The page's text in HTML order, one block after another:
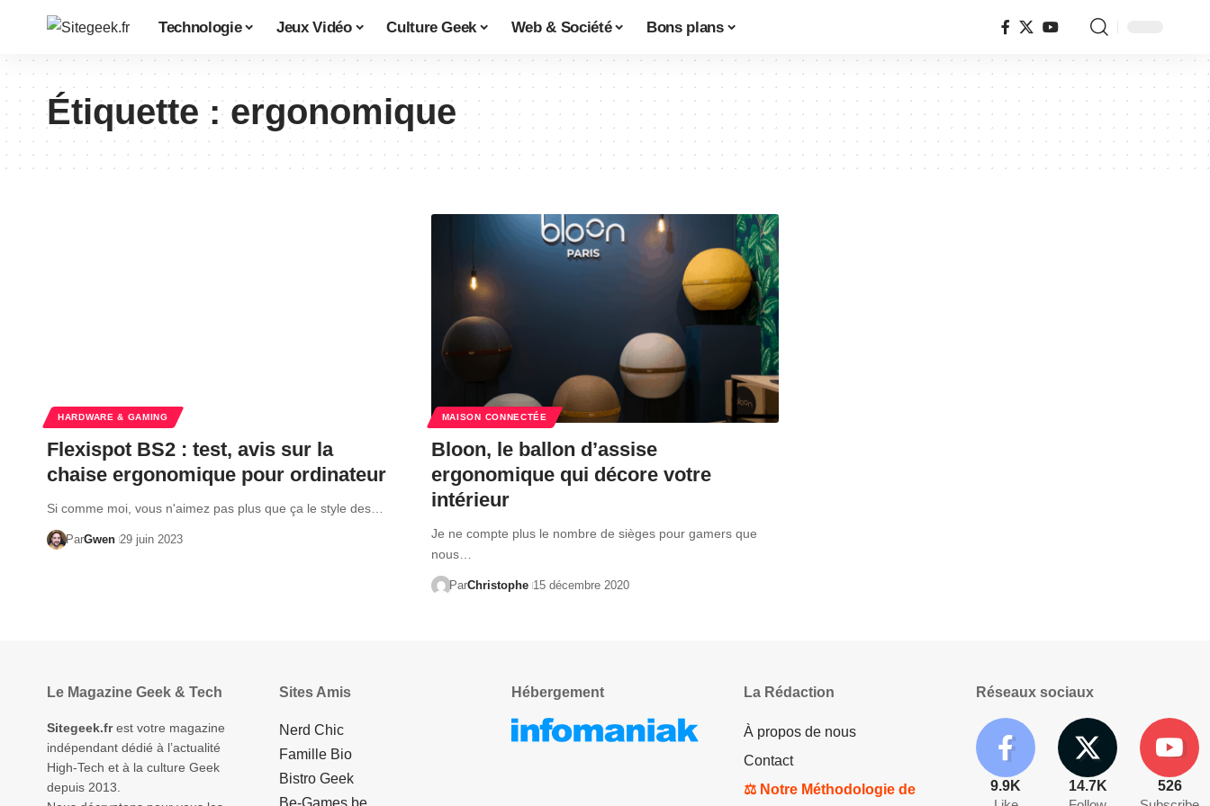
Technologie Jeux Vidéo Culture Geek Web & Société Bons plans
Étiquette : ergonomique
HARDWARE & GAMING
Flexispot BS2 : test, avis sur la
chaise ergonomique pour ordinateur
Si comme moi, vous n'aimez pas plus que ça le style des…
ParGwen 29 juin 2023
MAISON CONNECTÉE
Bloon, le ballon d’assise
ergonomique qui décore votre
intérieur
Je ne compte plus le nombre de sièges pour gamers que
nous…
ParChristophe 15 décembre 2020
Le Magazine Geek & Tech
Sitegeek.frest votre magazine
indépendant dédié à l’actualité
High-Tech et à la culture Geek
depuis 2013.
Sites Amis
Nerd Chic
Famille Bio
Bistro Geek
Be-Games.be
Hébergement La Rédaction
À propos de nous
Contact
⚖️ Notre Méthodologie de
Réseaux sociaux
9.9K 14.7K 526